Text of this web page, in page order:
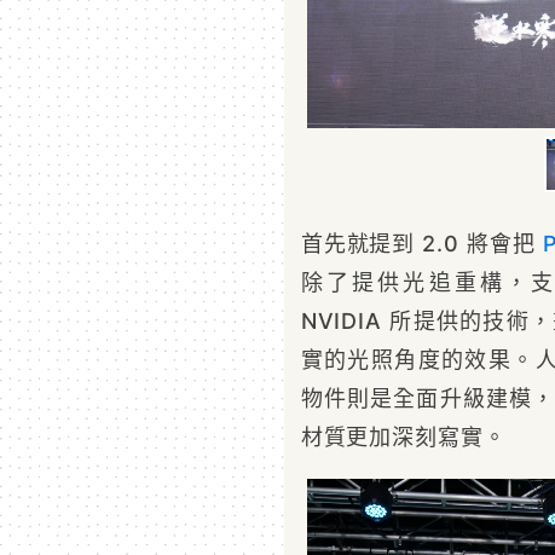
首先就提到 2.0 將會把
除了提供光追重構，
NVIDIA 所提供的技術
實的光照角度的效果。
物件則是全面升級建模
材質更加深刻寫實。